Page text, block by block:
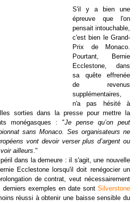
S'il y a bien une
épreuve que l'on
pensait intouchable,
c'est bien le Grand-
Prix de Monaco.
Pourtant, Bernie
Ecclestone, dans
sa quête effrenée
de revenus
supplémentaires,
n'a pas hésité à
sorties dans la presse pour mettre la
monégasques : "Je pense qu’on peut
sans Monaco. Ses organisateurs ne
vont devoir verser plus d’argent ou
ailleurs."
dans la demeure : il s'agit, une nouvelle
Ecclestone lorsqu'il doit renégocier un
de contrat, veut nécessairement
exemples en date sont Silverstone
réussi à obtenir une baisse sensible du